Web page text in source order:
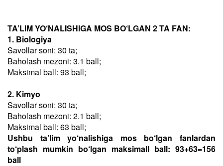
TA’LIM YO‘NALISHIGA MOS BO‘LGAN 2 TA FAN:
1. Biologiya
Savollar soni: 30 ta;
Baholash mezoni: 3.1 ball;
Maksimal ball: 93 ball;
2. Kimyo
Savollar soni: 30 ta;
Baholash mezoni: 2.1 ball;
Maksimal ball: 63 ball;
Ushbu ta’lim yo‘nalishiga mos bo‘lgan fanlardan
to‘plash mumkin bo‘lgan maksimall ball: 93+63=156
ball